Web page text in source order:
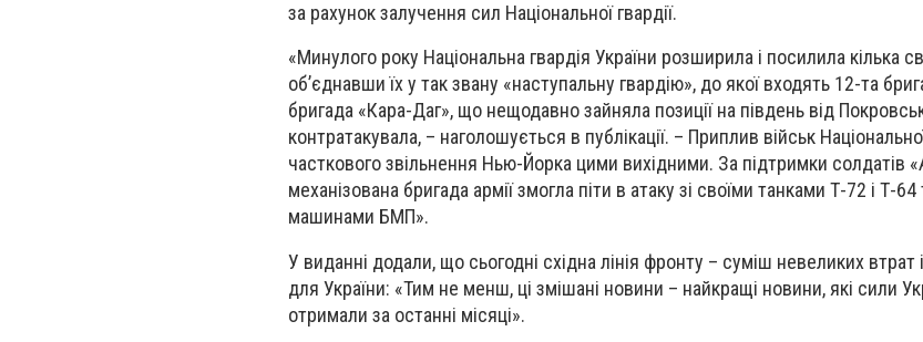
за рахунок залучення сил Національної гвардії.
«Минулого року Національна гвардія України розширила і посилила кілька
об’єднавши їх у так звану «наступальну гвардію», до якої входять 12-та
бригада «Кара-Даг», що нещодавно зайняла позиції на південь від
контратакувала, – наголошується в публікації. – Приплив військ
часткового звільнення Нью-Йорка цими вихідними. За підтримки солдатів
механізована бригада армії змогла піти в атаку зі своїми танками Т-72 і Т-
машинами БМП».
У виданні додали, що сьогодні східна лінія фронту – суміш невеликих
для України: «Тим не менш, ці змішані новини – найкращі новини, які сили
отримали за останні місяці».